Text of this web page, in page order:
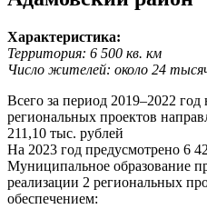
Характеристика:
Территория: 6 500 кв. км
Число жителей: около 24
Всего за период 2019–2022
региональных проектов
211,10 тыс. рублей
На 2023 год предусмотрено 6
Муниципальное образование
реализации 2 региональных
обеспечением: